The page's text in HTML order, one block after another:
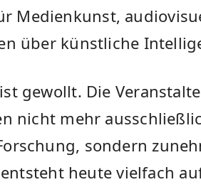
Medienkunst,
über künstliche
gewollt. Die
nicht mehr
sondern
heute vielfach